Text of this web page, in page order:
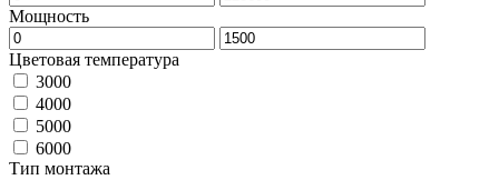
Мощность
Цветовая температура
3000
4000
5000
6000
Тип монтажа